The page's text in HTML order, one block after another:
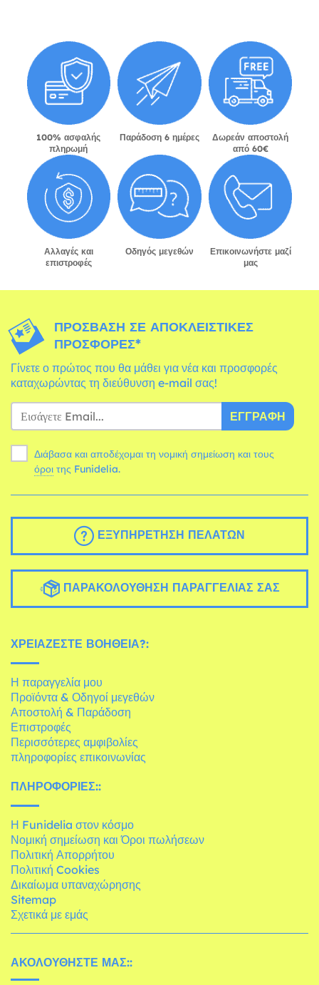
100% ασφαλής
πληρωμή
Παράδοση 6 ημέρες
Δωρεάν αποστολή
από 60€
Αλλαγές και
επιστροφές
Οδηγός μεγεθών
Επικοινωνήστε μαζί
μας
ΠΡΌΣΒΑΣΗ ΣΕ ΑΠΟΚΛΕΙΣΤΙΚΈΣ
ΠΡΟΣΦΟΡΈΣ*
Γίνετε ο πρώτος που θα μάθει για νέα και προσφορές
καταχωρώντας τη διεύθυνση e-mail σας!
ΕΓΓΡΑΦΉ
Διάβασα και αποδέχομαι τη νομική σημείωση και τους
όροι της Funidelia.
ΕΞΥΠΗΡΈΤΗΣΗ ΠΕΛΑΤΏΝ
ΠΑΡΑΚΟΛΟΎΘΗΣΗ ΠΑΡΑΓΓΕΛΊΑΣ ΣΑΣ
ΧΡΕΙΆΖΕΣΤΕ ΒΟΉΘΕΙΑ?:
Η παραγγελία μου
Προϊόντα & Οδηγοί μεγεθών
Αποστολή & Παράδοση
Επιστροφές
Περισσότερες αμφιβολίες
πληροφορίες επικοινωνίας
ΠΛΗΡΟΦΟΡΊΕΣ::
Η Funidelia στον κόσμο
Νομική σημείωση και Όροι πωλήσεων
Πολιτική Απορρήτου
Πολιτική Cookies
Δικαίωμα υπαναχώρησης
Sitemap
Σχετικά με εμάς
ΑΚΟΛΟΥΘΉΣΤΕ ΜΑΣ::